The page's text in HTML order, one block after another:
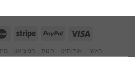
ראשי אודותינו חנות המציאון